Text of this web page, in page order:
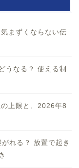
まずくならない伝
うなる？ 使える制
上限と、2026年8
れる？ 放置で起き
フィール